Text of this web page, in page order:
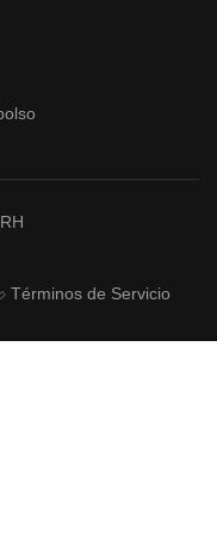
Términos de Servicio